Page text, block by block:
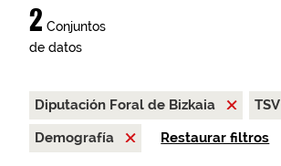
2 Conjuntos
de datos
Diputación Foral de Bizkaia TSV
Demografía
Restaurar filtros